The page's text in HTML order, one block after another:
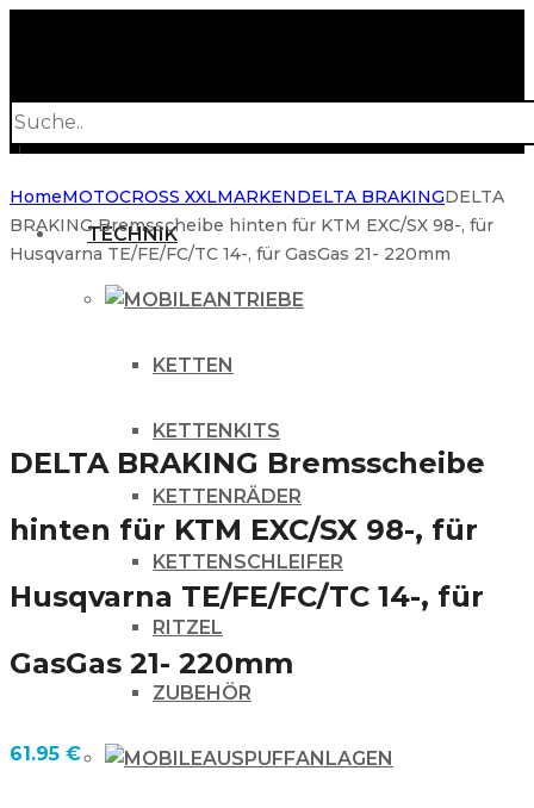
search
TECHNIK
ANTRIEBE
KETTEN
KETTENKITS
KETTENRÄDER
KETTENSCHLEIFER
RITZEL
ZUBEHÖR
AUSPUFFANLAGEN
HomeMOTOCROSS XXLMARKENDELTA BRAKINGDELTA
BRAKING Bremsscheibe hinten für KTM EXC/SX 98-, für
Husqvarna TE/FE/FC/TC 14-, für GasGas 21- 220mm
DELTA BRAKING Bremsscheibe
hinten für KTM EXC/SX 98-, für
Husqvarna TE/FE/FC/TC 14-, für
GasGas 21- 220mm
61.95 €